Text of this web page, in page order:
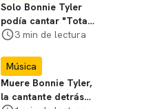
Solo Bonnie Tyler
podía cantar "Total
Eclipse of the
3 min de lectura
Música
Muere Bonnie Tyler,
la cantante detrás